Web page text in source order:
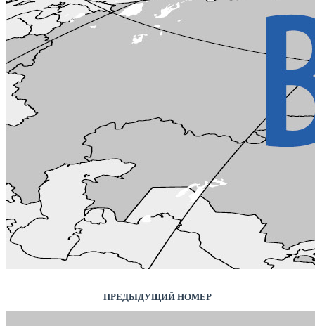
ПРЕДЫДУЩИЙ НОМЕР